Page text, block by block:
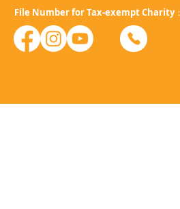
File Number for Tax-exempt Charity